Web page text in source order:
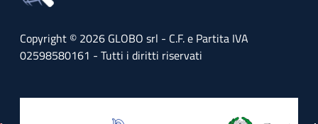
Copyright © 2026 GLOBO srl - C.F. e Partita IVA
02598580161 - Tutti i diritti riservati